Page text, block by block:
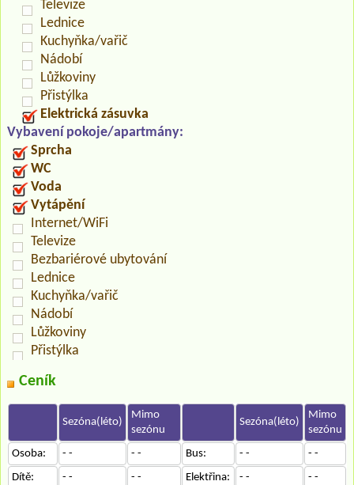
Televize
Lednice
Kuchyňka/vařič
Nádobí
Lůžkoviny
Přistýlka
Elektrická zásuvka
Vybavení pokoje/apartmány:
Sprcha
WC
Voda
Vytápění
Internet/WiFi
Televize
Bezbariérové ubytování
Lednice
Kuchyňka/vařič
Nádobí
Lůžkoviny
Přistýlka
Ceník
Sezóna(léto)
Mimo
sezónu
Sezóna(léto)
Mimo
sezónu
Osoba:
- - - - Bus: - -
- -
Dítě:
- - - - Elektřina: - -
- -